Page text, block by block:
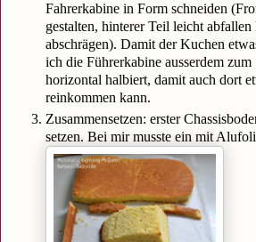
Fahrerkabine in Form schneiden
gestalten, hinterer Teil leicht abfallen
abschrägen). Damit der Kuchen
ich die Führerkabine ausserdem zum
horizontal halbiert, damit auch dort
reinkommen kann.
Zusammensetzen: erster
setzen. Bei mir musste ein mit